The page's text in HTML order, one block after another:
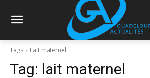
Tags Lait maternel
Tag: lait maternel